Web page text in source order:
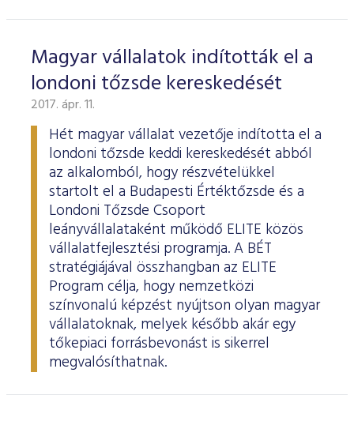
Magyar vállalatok indították el a
londoni tőzsde kereskedését
2017. ápr. 11.
Hét magyar vállalat vezetője indította el a
londoni tőzsde keddi kereskedését abból
az alkalomból, hogy részvételükkel
startolt el a Budapesti Értéktőzsde és a
Londoni Tőzsde Csoport
leányvállalataként működő ELITE közös
vállalatfejlesztési programja. A BÉT
stratégiájával összhangban az ELITE
Program célja, hogy nemzetközi
színvonalú képzést nyújtson olyan magyar
vállalatoknak, melyek később akár egy
tőkepiaci forrásbevonást is sikerrel
megvalósíthatnak.